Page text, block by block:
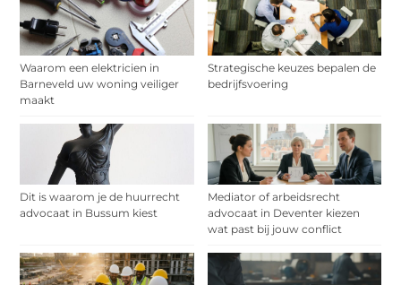
Waarom een elektricien in
Barneveld uw woning veiliger
maakt
Strategische keuzes bepalen de
bedrijfsvoering
Dit is waarom je de huurrecht
advocaat in Bussum kiest
Mediator of arbeidsrecht
advocaat in Deventer kiezen
wat past bij jouw conflict